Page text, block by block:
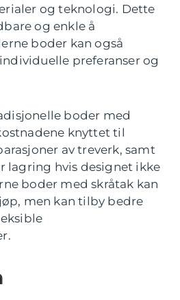
og teknologi. Dette
og enkle å
boder kan også
preferanser og
boder med
knyttet til
av treverk, samt
lagring hvis designet ikke
boder med skråtak kan
men kan tilby bedre